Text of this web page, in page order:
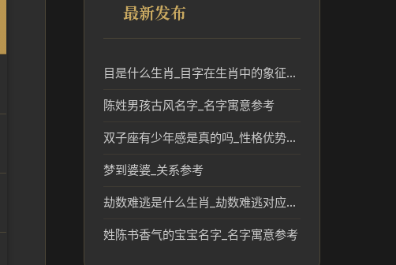
最新发布
目是什么生肖_目字在生肖中的象征与文化解析
陈姓男孩古风名字_名字寓意参考
双子座有少年感是真的吗_性格优势解析
梦到婆婆_关系参考
劫数难逃是什么生肖_劫数难逃对应的生肖及传统含义解析
姓陈书香气的宝宝名字_名字寓意参考